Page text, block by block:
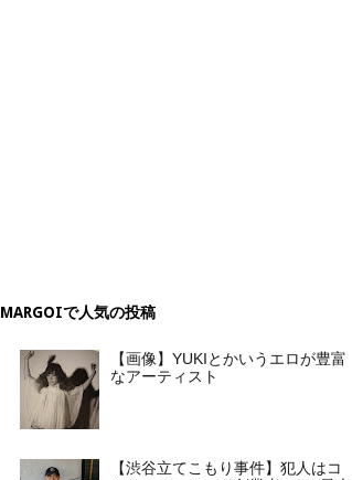
MARGOIで人気の投稿
【画像】YUKIとかいうエロが豊富
なアーティスト
【渋谷立てこもり事件】犯人はコ